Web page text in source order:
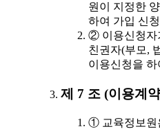
원이 지정한
하여 가입 신
② 이용신청자
친권자(부모,
이용신청을
제 7 조 (이용계
① 교육정보원